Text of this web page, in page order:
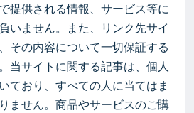
提供される情報、サービス等に
いません。また、リンク先サイ
その内容について一切保証する
当サイトに関する記事は、個人
ており、すべての人に当てはま
ません。商品やサービスのご購